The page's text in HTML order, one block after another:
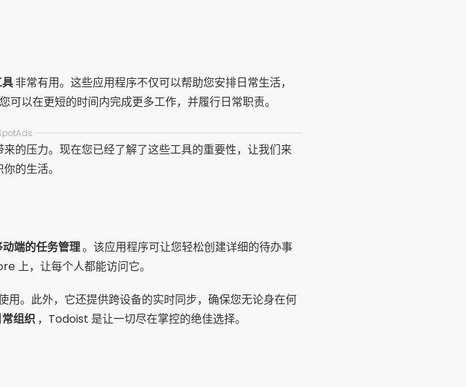
非常有用。这些应用程序不仅可以帮助您安排日常生活，
以在更短的时间内完成更多工作，并履行日常职责。
的压力。现在您已经了解了这些工具的重要性，让我们来
的生活。
动端的任务管理。该应用程序可让您轻松创建详细的待办事
上，让每个人都能访问它。
。此外，它还提供跨设备的实时同步，确保您无论身在何
组织 ，Todoist 是让一切尽在掌控的绝佳选择。